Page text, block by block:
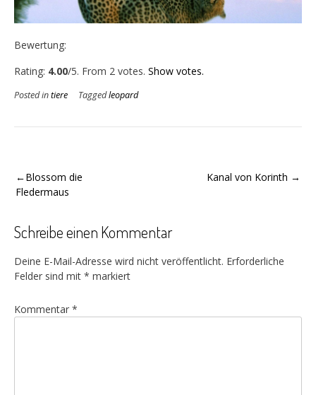
Bewertung:
Rate this item:
Submit Rating
Rating: 4.00/5. From 2 votes. Show votes.
Posted intiere Taggedleopard
Kanal von Korinth
Blossom die
Fledermaus
Schreibe einen Kommentar
Deine E-Mail-Adresse wird nicht veröffentlicht. Erforderliche
Felder sind mit * markiert
Kommentar *